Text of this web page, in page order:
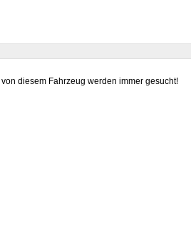
von diesem Fahrzeug werden immer gesucht!